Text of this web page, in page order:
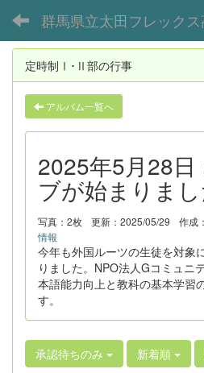
群馬県立太田フレック
定時制Ⅰ･Ⅱ部の行事
アルバム一覧へ
2025年5月28日
ブが始まりまし
写真：2枚 更新：2025/05/29 作成
情報
今年も外国ルーツの生徒を対象
りました。NPO法人Gコミュニ
本語能力向上と教科の基本学習
す。
承認待ちのみ 新着順